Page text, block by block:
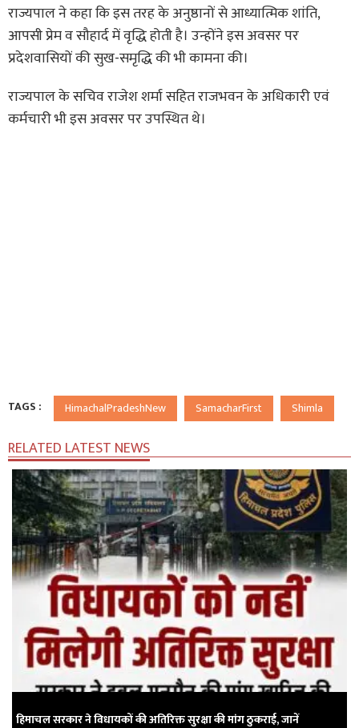
राज्यपाल ने कहा कि इस तरह के अनुष्ठानों से आध्यात्मिक शांति,
आपसी प्रेम व सौहार्द में वृद्धि होती है। उन्होंने इस अवसर पर
प्रदेशवासियों की सुख-समृद्धि की भी कामना की।
राज्यपाल के सचिव राजेश शर्मा सहित राजभवन के अधिकारी एवं
कर्मचारी भी इस अवसर पर उपस्थित थे।
TAGS : HimachalPradeshNew SamacharFirst Shimla
RELATED LATEST NEWS
हिमाचल सरकार ने विधायकों की अतिरिक्त सुरक्षा की मांग ठुकराई, जानें